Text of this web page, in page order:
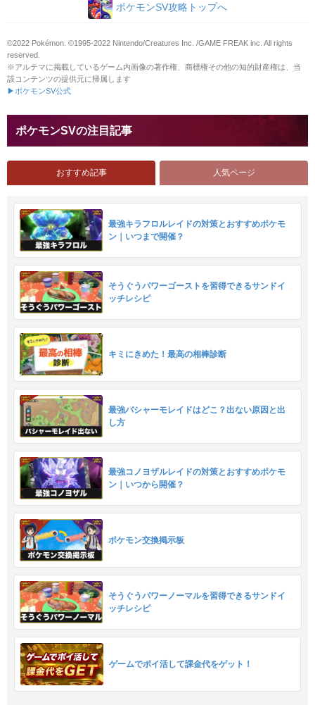
ポケモンSV攻略トップへ
©2022 Pokémon. ©1995-2022 Nintendo/Creatures Inc. /GAME FREAK inc. All rights
reserved.
※アルテマに掲載しているゲーム内画像の著作権、商標権その他の知的財産権は、当
該コンテンツの提供元に帰属します
▶ポケモンSV公式
ポケモンSVの注目記事
おすすめ記事 人気ページ
最強キラフロルレイドの対策とおすすめポケモ
ン｜いつまで開催？
そうぐうパワーゴーストを習得できるサンドイ
ッチレシピ
キミにきめた！最高の相棒診断
最強バシャーモレイドはどこ？出ない原因と出
し方
最強コノヨザルレイドの対策とおすすめポケモ
ン｜いつから開催？
ポケモン交換掲示板
そうぐうパワーノーマルを習得できるサンドイ
ッチレシピ
ゲームでポイ活して課金代をゲット！